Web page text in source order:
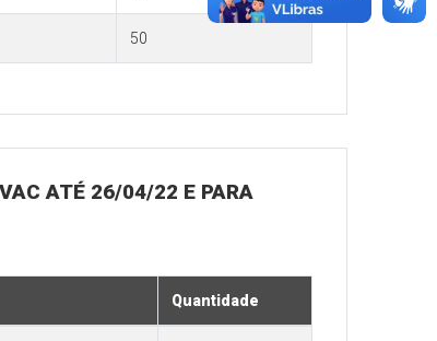
50
ATÉ 26/04/22 E PARA
Quantidade